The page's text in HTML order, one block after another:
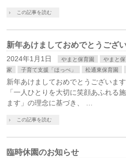
この記事を読む
新年あけましておめでとうござ
2024年1月1日 やまと保育園
やまと
家
子育て支援「ほっぺ」 松通東保育園
新年あけましておめでとうございま
「一人ひとりを大切に笑顔あふれる
ます」の理念に基づき、 …
この記事を読む
臨時休園のお知らせ